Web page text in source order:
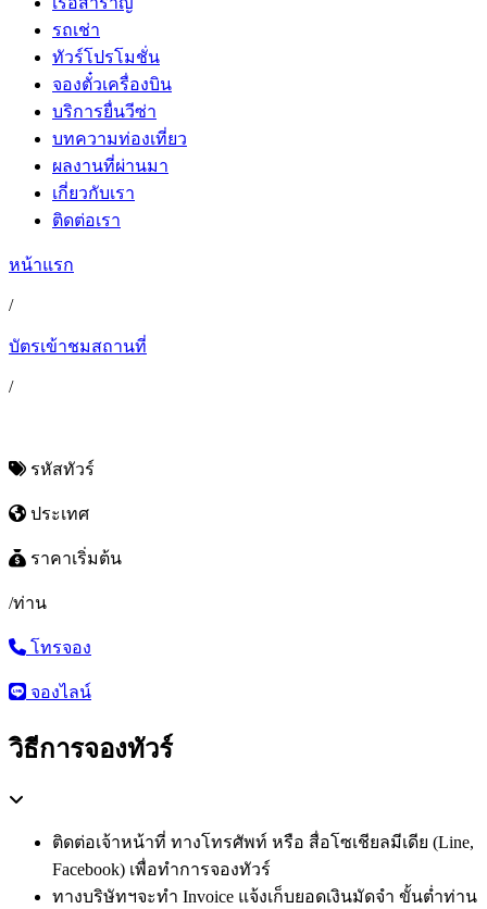
รถเช่า
ทัวร์โปรโมชั่น
จองตั๋วเครื่องบิน
บริการยื่นวีซ่า
บทความท่องเที่ยว
ผลงานที่ผ่านมา
เกี่ยวกับเรา
ติดต่อเรา
หน้าแรก
/
บัตรเข้าชมสถานที่
/
รหัสทัวร์
ประเทศ
ราคาเริ่มต้น
/ท่าน
โทรจอง
จองไลน์
วิธีการจองทัวร์
ติดต่อเจ้าหน้าที่ ทางโทรศัพท์ หรือ สื่อโซเชียลมีเดีย (Line,
Facebook) เพื่อทำการจองทัวร์
ทางบริษัทฯจะทำ Invoice แจ้งเก็บยอดเงินมัดจำ ขั้นต่ำท่าน